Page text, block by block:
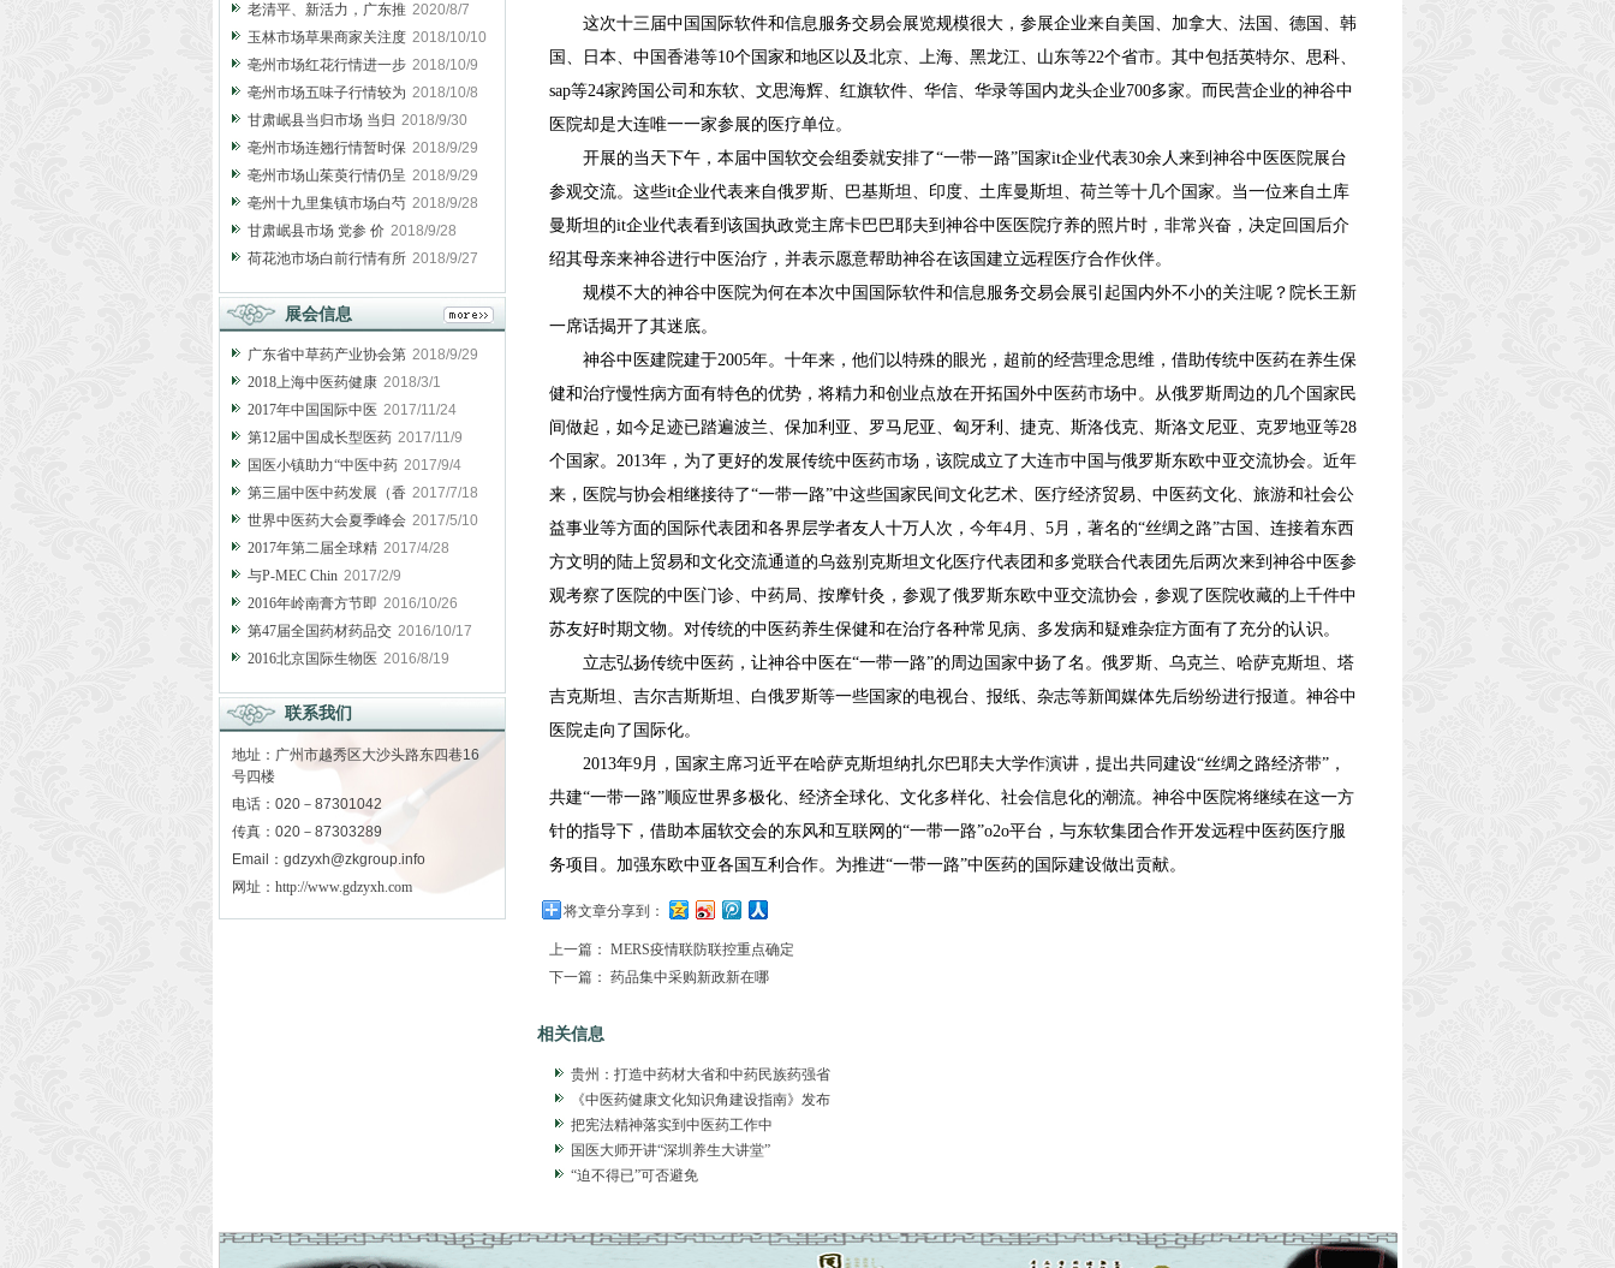
老清平、新活力，广东推 2020/8/7
玉林市场草果商家关注度 2018/10/10
亳州市场红花行情进一步 2018/10/9
亳州市场五味子行情较为 2018/10/8
甘肃岷县当归市场 当归 2018/9/30
亳州市场连翘行情暂时保 2018/9/29
亳州市场山茱萸行情仍呈 2018/9/29
亳州十九里集镇市场白芍 2018/9/28
甘肃岷县市场 党参 价 2018/9/28
荷花池市场白前行情有所 2018/9/27
展会信息
广东省中草药产业协会第 2018/9/29
2018上海中医药健康 2018/3/1
2017年中国国际中医 2017/11/24
第12届中国成长型医药 2017/11/9
国医小镇助力“中医中药 2017/9/4
第三届中医中药发展（香 2017/7/18
世界中医药大会夏季峰会 2017/5/10
2017年第二届全球精 2017/4/28
与P-MEC Chin 2017/2/9
2016年岭南膏方节即 2016/10/26
第47届全国药材药品交 2016/10/17
2016北京国际生物医 2016/8/19
联系我们
地址：广州市越秀区大沙头路东四巷16
号四楼
电话：020－87301042
传真：020－87303289
Email：gdzyxh@zkgroup.info
网址： http://www.gdzyxh.com
这次十三届中国国际软件和信息服务交易会展览规模很大，参展企业来自美国、加拿大、法国、德国、韩
国、日本、中国香港等10个国家和地区以及北京、上海、黑龙江、山东等22个省市。其中包括英特尔、思科、
sap等24家跨国公司和东软、文思海辉、红旗软件、华信、华录等国内龙头企业700多家。而民营企业的神谷中
医院却是大连唯一一家参展的医疗单位。
开展的当天下午，本届中国软交会组委就安排了“一带一路”国家it企业代表30余人来到神谷中医医院展台
参观交流。这些it企业代表来自俄罗斯、巴基斯坦、印度、土库曼斯坦、荷兰等十几个国家。当一位来自土库
曼斯坦的it企业代表看到该国执政党主席卡巴巴耶夫到神谷中医医院疗养的照片时，非常兴奋，决定回国后介
绍其母亲来神谷进行中医治疗，并表示愿意帮助神谷在该国建立远程医疗合作伙伴。
规模不大的神谷中医院为何在本次中国国际软件和信息服务交易会展引起国内外不小的关注呢？院长王新
一席话揭开了其迷底。
神谷中医建院建于2005年。十年来，他们以特殊的眼光，超前的经营理念思维，借助传统中医药在养生保
健和治疗慢性病方面有特色的优势，将精力和创业点放在开拓国外中医药市场中。从俄罗斯周边的几个国家民
间做起，如今足迹已踏遍波兰、保加利亚、罗马尼亚、匈牙利、捷克、斯洛伐克、斯洛文尼亚、克罗地亚等28
个国家。2013年，为了更好的发展传统中医药市场，该院成立了大连市中国与俄罗斯东欧中亚交流协会。近年
来，医院与协会相继接待了“一带一路”中这些国家民间文化艺术、医疗经济贸易、中医药文化、旅游和社会公
益事业等方面的国际代表团和各界层学者友人十万人次，今年4月、5月，著名的“丝绸之路”古国、连接着东西
方文明的陆上贸易和文化交流通道的乌兹别克斯坦文化医疗代表团和多党联合代表团先后两次来到神谷中医参
观考察了医院的中医门诊、中药局、按摩针灸，参观了俄罗斯东欧中亚交流协会，参观了医院收藏的上千件中
苏友好时期文物。对传统的中医药养生保健和在治疗各种常见病、多发病和疑难杂症方面有了充分的认识。
立志弘扬传统中医药，让神谷中医在“一带一路”的周边国家中扬了名。俄罗斯、乌克兰、哈萨克斯坦、塔
吉克斯坦、吉尔吉斯斯坦、白俄罗斯等一些国家的电视台、报纸、杂志等新闻媒体先后纷纷进行报道。神谷中
医院走向了国际化。
2013年9月，国家主席习近平在哈萨克斯坦纳扎尔巴耶夫大学作演讲，提出共同建设“丝绸之路经济带”，
共建“一带一路”顺应世界多极化、经济全球化、文化多样化、社会信息化的潮流。神谷中医院将继续在这一方
针的指导下，借助本届软交会的东风和互联网的“一带一路”o2o平台，与东软集团合作开发远程中医药医疗服
务项目。加强东欧中亚各国互利合作。为推进“一带一路”中医药的国际建设做出贡献。
将文章分享到：
上一篇： MERS疫情联防联控重点确定
下一篇： 药品集中采购新政新在哪
相关信息
贵州：打造中药材大省和中药民族药强省
《中医药健康文化知识角建设指南》发布
把宪法精神落实到中医药工作中
国医大师开讲“深圳养生大讲堂”
“迫不得已”可否避免